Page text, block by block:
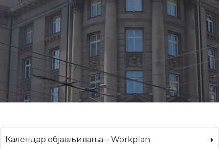
Календар објављивања – Workplan